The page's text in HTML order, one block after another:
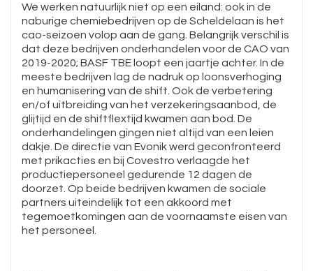
We werken natuurlijk niet op een eiland: ook in de
naburige chemiebedrijven op de Scheldelaan is het
cao-seizoen volop aan de gang. Belangrijk verschil is
dat deze bedrijven onderhandelen voor de CAO van
2019-2020; BASF TBE loopt een jaartje achter. In de
meeste bedrijven lag de nadruk op loonsverhoging
en humanisering van de shift. Ook de verbetering
en/of uitbreiding van het verzekeringsaanbod, de
glijtijd en de shiftflextijd kwamen aan bod. De
onderhandelingen gingen niet altijd van een leien
dakje. De directie van Evonik werd geconfronteerd
met prikacties en bij Covestro verlaagde het
productiepersoneel gedurende 12 dagen de
doorzet. Op beide bedrijven kwamen de sociale
partners uiteindelijk tot een akkoord met
tegemoetkomingen aan de voornaamste eisen van
het personeel.